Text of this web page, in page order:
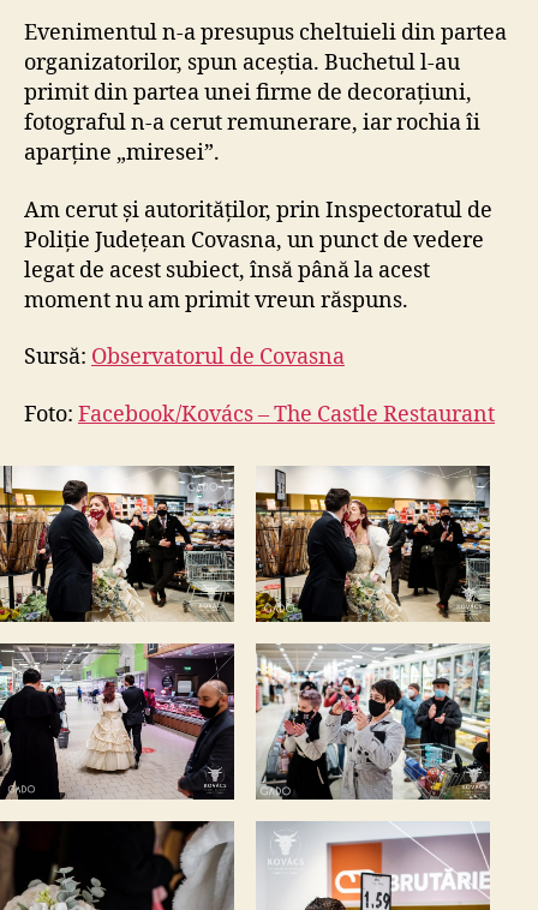
Evenimentul n-a presupus cheltuieli din partea
organizatorilor, spun aceștia. Buchetul l-au
primit din partea unei firme de decorațiuni,
fotograful n-a cerut remunerare, iar rochia îi
aparține „miresei”.
Am cerut și autorităților, prin Inspectoratul de
Poliție Județean Covasna, un punct de vedere
legat de acest subiect, însă până la acest
moment nu am primit vreun răspuns.
Sursă: Observatorul de Covasna
Foto: Facebook/Kovács – The Castle Restaurant